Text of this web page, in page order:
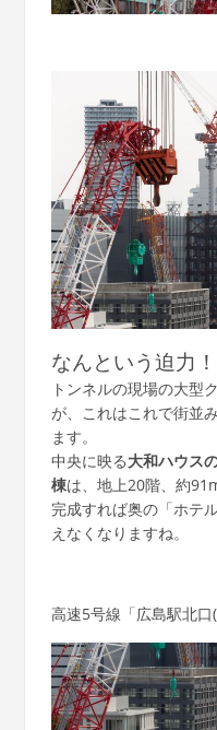
なんという迫力！
トンネルの現場の大型
が、これはこれで街並
ます。
中央に映る大和ハウス
棟は、地上20階、約
完成すれば奥の「ホテ
えなくなりますね。
高速5号線「広島駅北口(